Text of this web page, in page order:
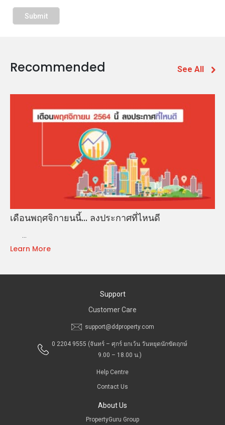
Recommended See All
เดือนพฤศจิกายนนี้... ลงประกาศที่ไหนดี
…
Learn More
Support
Customer Care
support@ddproperty.com
0 2204 9555 (จันทร์ – ศุกร์ ยกเว้น วันหยุดนักขัตฤกษ์
9.00 – 18.00 น.)
Help Centre
Contact Us
About Us
PropertyGuru Group